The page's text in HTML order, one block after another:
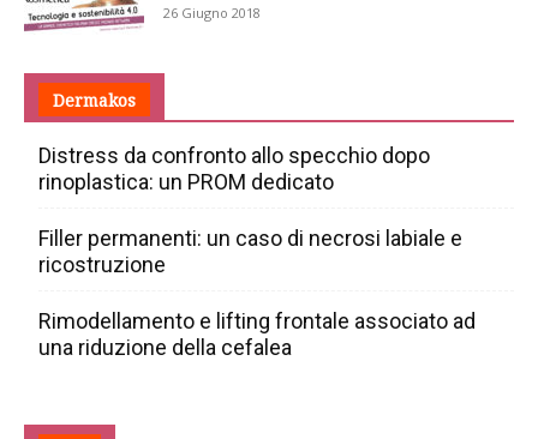
26 Giugno 2018
Dermakos
Distress da confronto allo specchio dopo
rinoplastica: un PROM dedicato
Filler permanenti: un caso di necrosi labiale e
ricostruzione
Rimodellamento e lifting frontale associato ad
una riduzione della cefalea